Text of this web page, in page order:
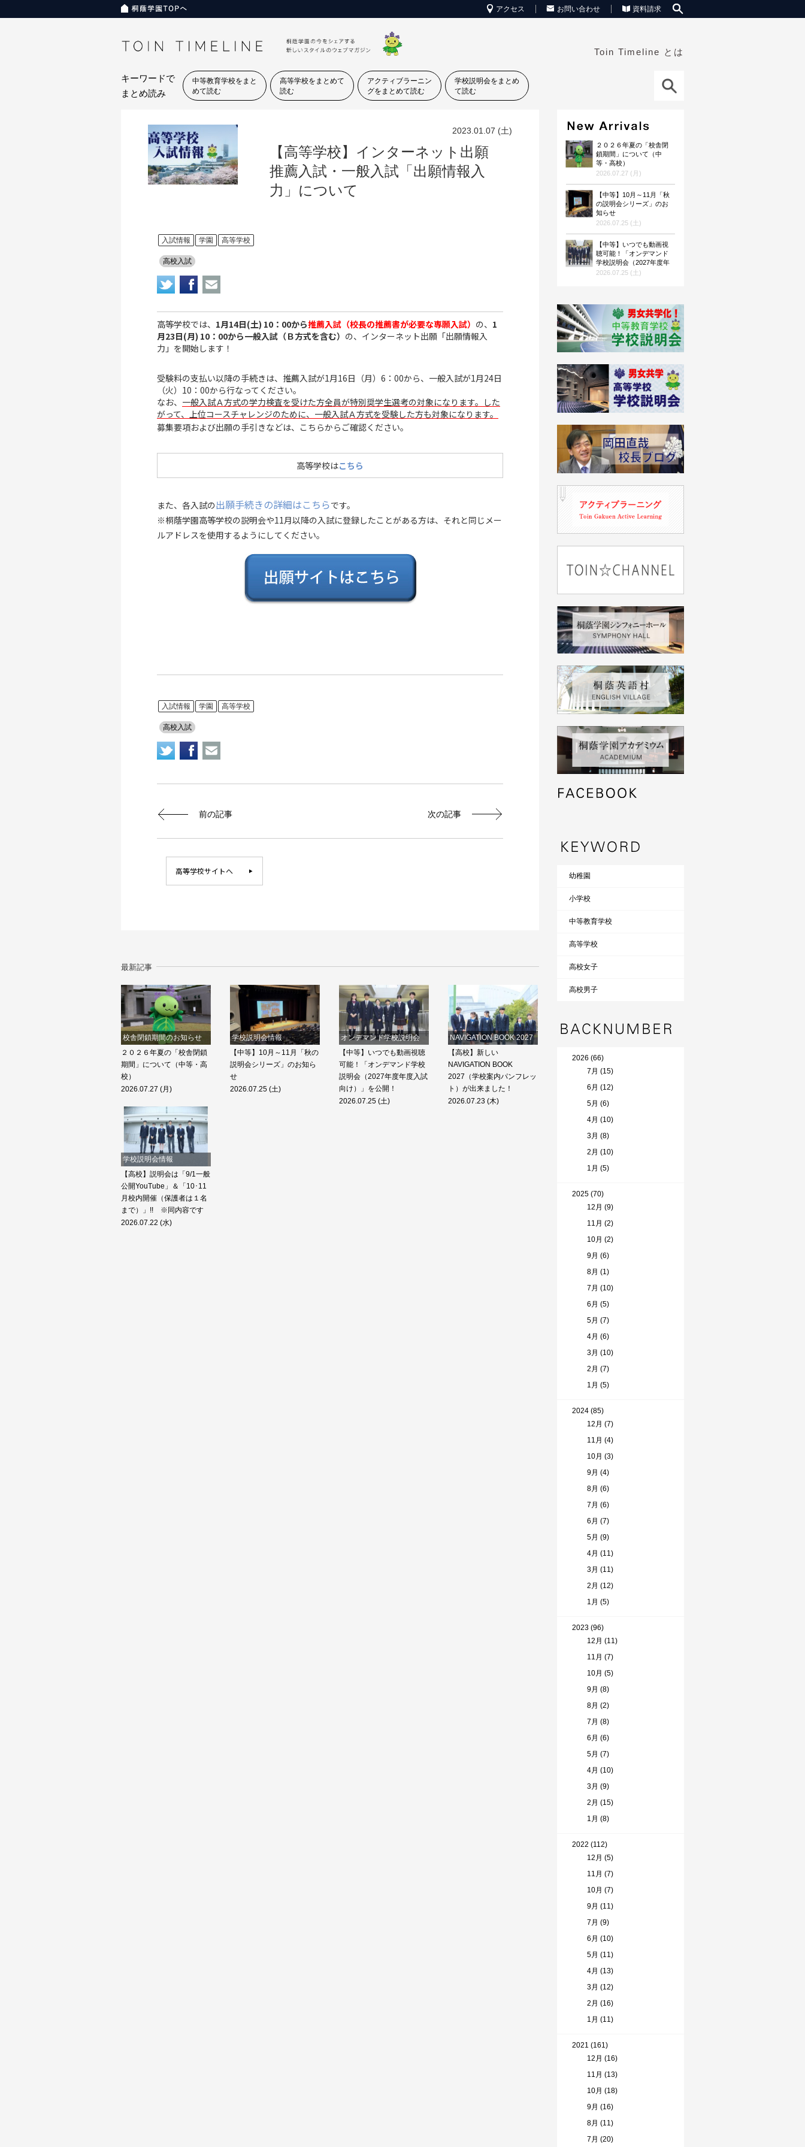
アクセス お問い合わせ 資料請求
Toin Timeline とは
キーワードで
まとめ読み
中等教育学校をまと
めて読む
高等学校をまとめて
読む
アクティブラーニン
グをまとめて読む
学校説明会をまとめ
て読む
2023.01.07 (土)
【高等学校】インターネット出願
推薦入試・一般入試「出願情報入
力」について
入試情報 学園 高等学校
高校入試
高等学校では、 1月14日(土) 10：00から推薦入試（校長の推薦書が必要な専願入試） の、 1
月23日(月) 10：00から一般入試（Ｂ方式を含む） の、インターネット出願「出願情報入
力」を開始します！
受験料の支払い以降の手続きは、推薦入試が1月16日（月）6：00から、一般入試が1月24日
（火）10：00から行なってください。
なお、 一般入試Ａ方式の学力検査を受けた方全員が特別奨学生選考の対象になります。した
がって、上位コースチャレンジのために、一般入試Ａ方式を受験した方も対象になります。
募集要項および出願の手引きなどは、こちらからご確認ください。
高等学校はこちら
また、各入試の出願手続きの詳細はこちらです。
※桐蔭学園高等学校の説明会や11月以降の入試に登録したことがある方は、それと同じメー
ルアドレスを使用するようにしてください。
入試情報 学園 高等学校
高校入試
前の記事 次の記事
高等学校サイトへ
最新記事
校舎閉鎖期間のお知らせ
２０２６年夏の「校舎閉鎖
期間」について（中等・高
校）
2026.07.27 (月)
学校説明会情報
【中等】10月～11月「秋の
説明会シリーズ」のお知ら
せ
2026.07.25 (土)
オンデマンド学校説明会
【中等】いつでも動画視聴
可能！「オンデマンド学校
説明会（2027年度年度入試
向け）」を公開！
2026.07.25 (土)
NAVIGATION BOOK 2027
【高校】新しい
NAVIGATION BOOK
2027（学校案内パンフレッ
ト）が出来ました！
2026.07.23 (木)
学校説明会情報
【高校】説明会は「9/1一般
公開YouTube」＆「10･11
月校内開催（保護者は１名
まで）」!! ※同内容です
2026.07.22 (水)
２０２６年夏の「校舎閉
鎖期間」について（中
等・高校）
2026.07.27 (月)
【中等】10月～11月「秋
の説明会シリーズ」のお
知らせ
2026.07.25 (土)
【中等】いつでも動画視
聴可能！「オンデマンド
学校説明会（2027年度年
度入試向け）」を公開！
2026.07.25 (土)
幼稚園
小学校
中等教育学校
高等学校
高校女子
高校男子
2026 (66)
7月 (15)
6月 (12)
5月 (6)
4月 (10)
3月 (8)
2月 (10)
1月 (5)
2025 (70)
12月 (9)
11月 (2)
10月 (2)
9月 (6)
8月 (1)
7月 (10)
6月 (5)
5月 (7)
4月 (6)
3月 (10)
2月 (7)
1月 (5)
2024 (85)
12月 (7)
11月 (4)
10月 (3)
9月 (4)
8月 (6)
7月 (6)
6月 (7)
5月 (9)
4月 (11)
3月 (11)
2月 (12)
1月 (5)
2023 (96)
12月 (11)
11月 (7)
10月 (5)
9月 (8)
8月 (2)
7月 (8)
6月 (6)
5月 (7)
4月 (10)
3月 (9)
2月 (15)
1月 (8)
2022 (112)
12月 (5)
11月 (7)
10月 (7)
9月 (11)
7月 (9)
6月 (10)
5月 (11)
4月 (13)
3月 (12)
2月 (16)
1月 (11)
2021 (161)
12月 (16)
11月 (13)
10月 (18)
9月 (16)
8月 (11)
7月 (20)